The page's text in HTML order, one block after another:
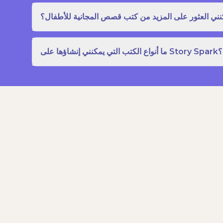
العثور على المزيد من كتب قصص المجانية للأطفال؟
ما أنواع الكتب التي يمكنني إنشاؤها على Story Spark؟